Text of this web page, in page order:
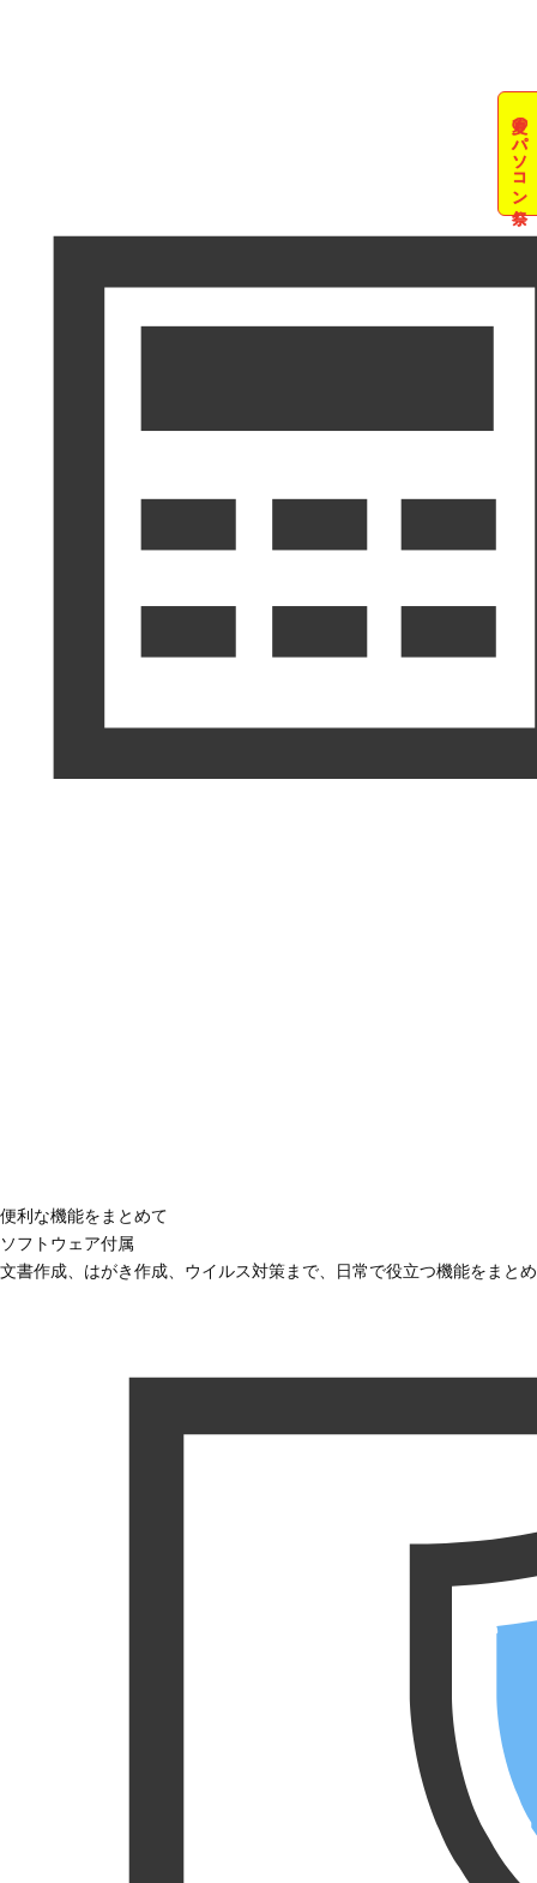
夏のパソコン祭
便利な機能をまとめて
ソフトウェア付属
文書作成、はがき作成、ウイルス対策まで、日常で役立つ機能をまと